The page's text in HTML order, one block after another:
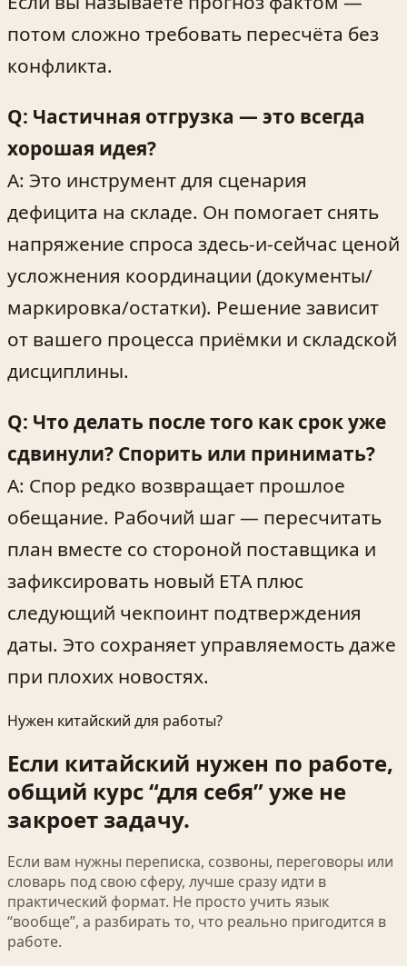
потом сложно требовать пересчёта без
конфликта.
Q: Частичная отгрузка — это всегда
хорошая идея?
A: Это инструмент для сценария
дефицита на складе. Он помогает снять
напряжение спроса здесь-и-сейчас ценой
усложнения координации (документы/
маркировка/остатки). Решение зависит
от вашего процесса приёмки и складской
дисциплины.
Q: Что делать после того как срок уже
сдвинули? Спорить или принимать?
A: Спор редко возвращает прошлое
обещание. Рабочий шаг — пересчитать
план вместе со стороной поставщика и
зафиксировать новый ETA плюс
следующий чекпоинт подтверждения
даты. Это сохраняет управляемость даже
при плохих новостях.
Нужен китайский для работы?
Если китайский нужен по работе,
общий курс “для себя” уже не
закроет задачу.
Если вам нужны переписка, созвоны, переговоры или
словарь под свою сферу, лучше сразу идти в
практический формат. Не просто учить язык
“вообще”, а разбирать то, что реально пригодится в
работе.